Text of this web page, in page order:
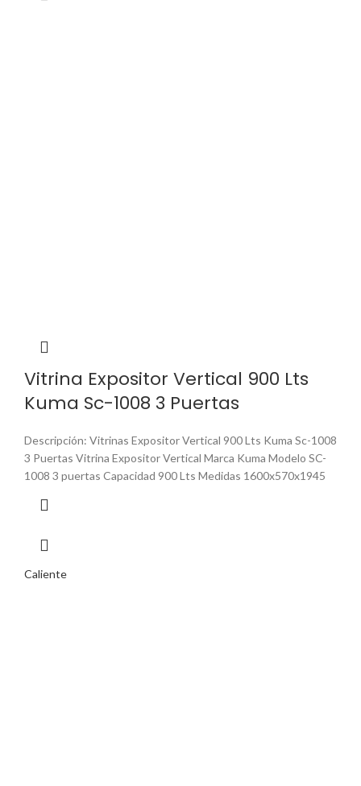
Vitrina Expositor Vertical 900 Lts
Kuma Sc-1008 3 Puertas
Descripción: Vitrinas Expositor Vertical 900 Lts Kuma Sc-1008
3 Puertas Vitrina Expositor Vertical Marca Kuma Modelo SC-
1008 3 puertas Capacidad 900 Lts Medidas 1600x570x1945
Caliente